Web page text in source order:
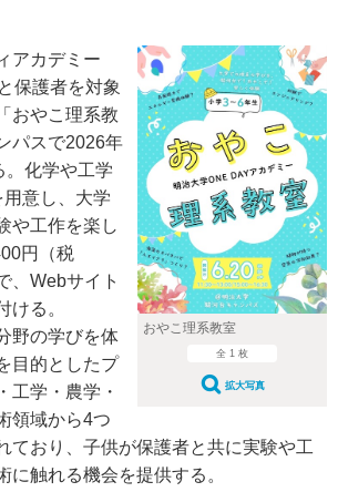
おやこ理系教室
全 1 枚
拡大写真
アカデミー
保護者を対象
おやこ理系教
パスで2026年
。化学や工学
意し、大学
や工作を楽し
円（税
、Webサイト
ける。
野の学びを体
目的としたプ
工学・農学・
領域から4つ
ており、子供が保護者と共に実験や工
に触れる機会を提供する。